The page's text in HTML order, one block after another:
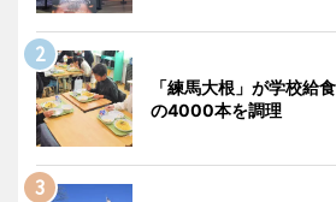
「練馬大根」が学校
の4000本を調理